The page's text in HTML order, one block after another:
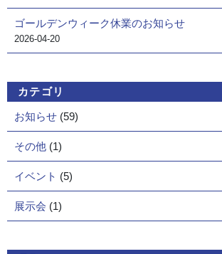
ゴールデンウィーク休業のお知らせ
2026-04-20
カテゴリ
お知らせ (59)
その他 (1)
イベント (5)
展示会 (1)